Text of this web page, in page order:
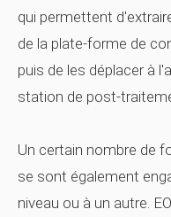
qui permettent
de la plate-forme de
puis de les déplacer à
station de post-
Un certain nombre de
se sont également
niveau ou à un autre.